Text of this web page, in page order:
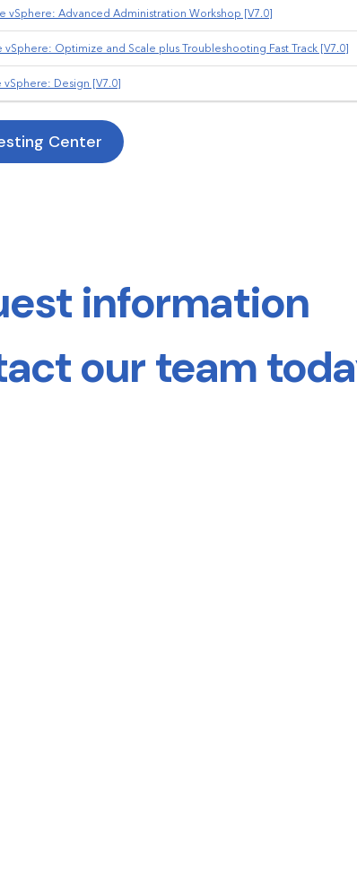
vSphere: Advanced Administration Workshop [V7.0]
vSphere: Optimize and Scale plus Troubleshooting Fast Track [V7.0]
vSphere: Design [V7.0]
Center
information
our team